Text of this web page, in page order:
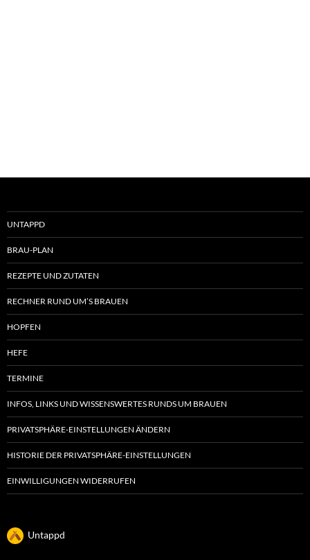
UNTAPPD
BRAU-PLAN
REZEPTE UND ZUTATEN
RECHNER RUND UM’S BRAUEN
HOPFEN
HEFE
TERMINE
INFOS, LINKS UND WISSENSWERTES RUNDS UM BRAUEN
PRIVATSPHÄRE-EINSTELLUNGEN ÄNDERN
HISTORIE DER PRIVATSPHÄRE-EINSTELLUNGEN
EINWILLIGUNGEN WIDERRUFEN
Untappd